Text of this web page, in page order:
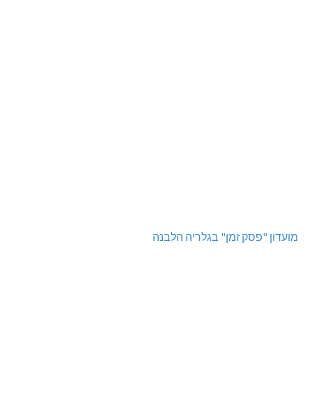
מועדון "פסק זמן" בגלריה הלבנה